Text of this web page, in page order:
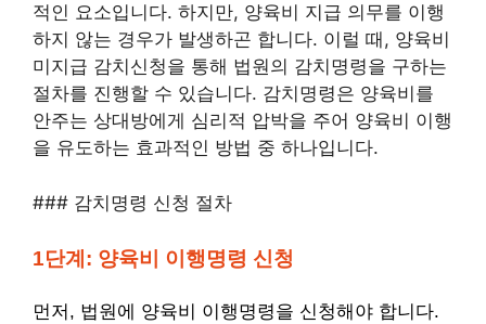
적인 요소입니다. 하지만, 양육비 지급 의무를 이행
하지 않는 경우가 발생하곤 합니다. 이럴 때, 양육비
미지급 감치신청을 통해 법원의 감치명령을 구하는
절차를 진행할 수 있습니다. 감치명령은 양육비를
안주는 상대방에게 심리적 압박을 주어 양육비 이행
을 유도하는 효과적인 방법 중 하나입니다.
### 감치명령 신청 절차
1단계: 양육비 이행명령 신청
먼저, 법원에 양육비 이행명령을 신청해야 합니다.